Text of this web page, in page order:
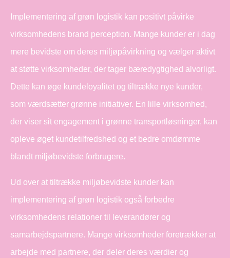
Implementering af grøn logistik kan positivt påvirke
virksomhedens brand perception. Mange kunder er i dag
mere bevidste om deres miljøpåvirkning og vælger aktivt
at støtte virksomheder, der tager bæredygtighed alvorligt.
Dette kan øge kundeloyalitet og tiltrække nye kunder,
som værdsætter grønne initiativer. En lille virksomhed,
der viser sit engagement i grønne transportløsninger, kan
opleve øget kundetilfredshed og et bedre omdømme
blandt miljøbevidste forbrugere.
Ud over at tiltrække miljøbevidste kunder kan
implementering af grøn logistik også forbedre
virksomhedens relationer til leverandører og
samarbejdspartnere. Mange virksomheder foretrækker at
arbejde med partnere, der deler deres værdier og